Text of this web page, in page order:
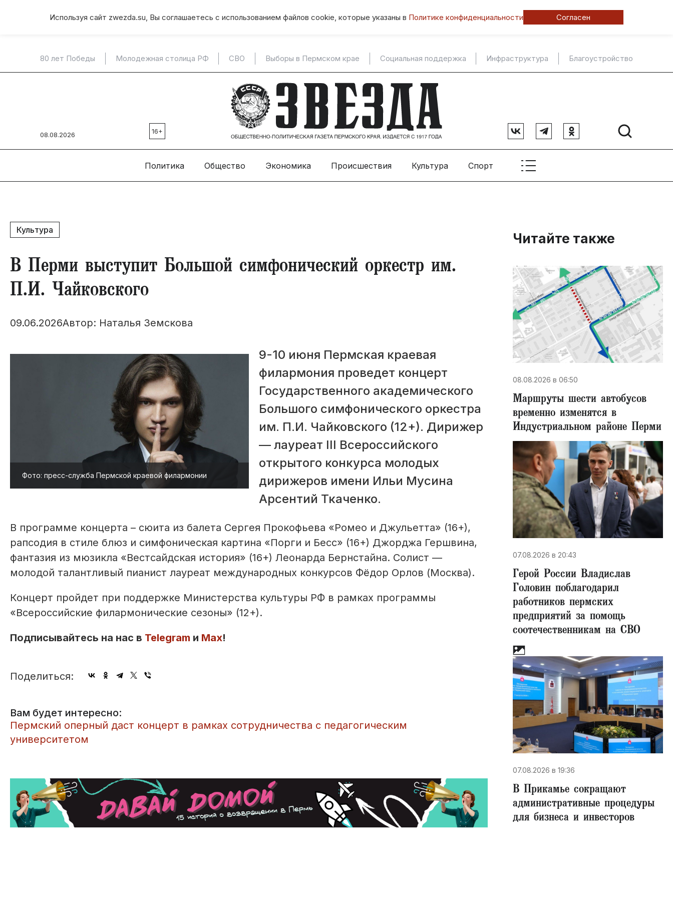
Используя сайт zwezda.su, Вы соглашаетесь с использованием файлов cookie, которые указаны в Политике конфиденциальности Согласен
80 лет Победы Молодежная столица РФ СВО Выборы в Пермском крае Социальная поддержка Инфраструктура Благоустройство
08.08.2026 16+
Политика Общество Экономика Происшествия Культура Спорт
Культура
​В Перми выступит Большой симфонический оркестр им.
П.И. Чайковского
09.06.2026Автор: Наталья Земскова
Фото: пресс-служба Пермской краевой филармонии
9-10 июня Пермская краевая
филармония проведет концерт
Государственного академического
Большого симфонического оркестра
им. П.И. Чайковского (12+). Дирижер
— лауреат III Всероссийского
открытого конкурса молодых
дирижеров имени Ильи Мусина
Арсентий Ткаченко.
В программе концерта – сюита из балета Сергея Прокофьева «Ромео и Джульетта» (16+),
рапсодия в стиле блюз и симфоническая картина «Порги и Бесс» (16+) Джорджа Гершвина,
фантазия из мюзикла «Вестсайдская история» (16+) Леонарда Бернстайна. Солист —
молодой талантливый пианист лауреат международных конкурсов Фёдор Орлов (Москва).
Концерт пройдет при поддержке Министерства культуры РФ в рамках программы
«Всероссийские филармонические сезоны» (12+).
Подписывайтесь на нас в Telegram и Max!
Поделиться:
Вам будет интересно:
​Пермский оперный даст концерт в рамках сотрудничества с педагогическим
университетом
Читайте также
08.08.2026 в 06:50
Маршруты шести автобусов
временно изменятся в
Индустриальном районе Перми
07.08.2026 в 20:43
Герой России Владислав
Головин поблагодарил
работников пермских
предприятий за помощь
соотечественникам на СВО
07.08.2026 в 19:36
В Прикамье сокращают
административные процедуры
для бизнеса и инвесторов